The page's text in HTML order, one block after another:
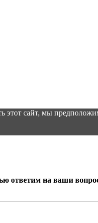
этот сайт, мы
ответим на ваши